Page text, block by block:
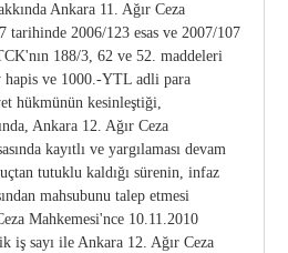
Ankara 11. Ağır Ceza
tarihinde 2006/123 esas ve 2007/107
188/3, 62 ve 52. maddeleri
hapis ve 1000.-YTL adli para
hükmünün kesinleştiği,
Ankara 12. Ağır Ceza
kayıtlı ve yargılaması devam
tutuklu kaldığı sürenin, infaz
mahsubunu talep etmesi
Mahkemesi'nce 10.11.2010
iş sayı ile Ankara 12. Ağır Ceza